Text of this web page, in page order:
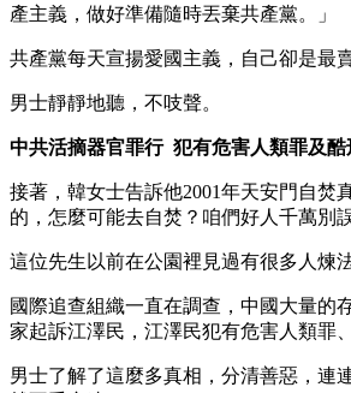
產主義，做好準備隨時丟棄共產黨。」
共產黨每天宣揚愛國主義，自己卻是最
男士靜靜地聽，不吱聲。
中共活摘器官罪行 犯有危害人類罪及酷
接著，韓女士告訴他2001年天安門自
的，怎麼可能去自焚？咱們好人千萬別
這位先生以前在公園裡見過有很多人煉
國際追查組織一直在調查，中國大量的
家起訴江澤民，江澤民犯有危害人類罪
男士了解了這麼多真相，分清善惡，連